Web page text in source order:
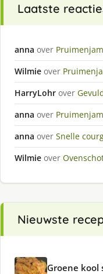
Laatste
anna over
Wilmie over
HarryLohr over
anna over
anna over Snelle
Wilmie over
Nieuwste
Groene kool